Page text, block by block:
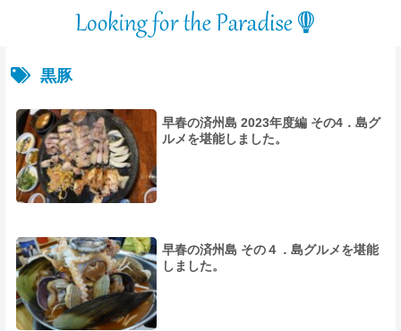
黒豚
早春の済州島 2023年度編 その4．島グ
ルメを堪能しました。
早春の済州島 その４．島グルメを堪能
しました。